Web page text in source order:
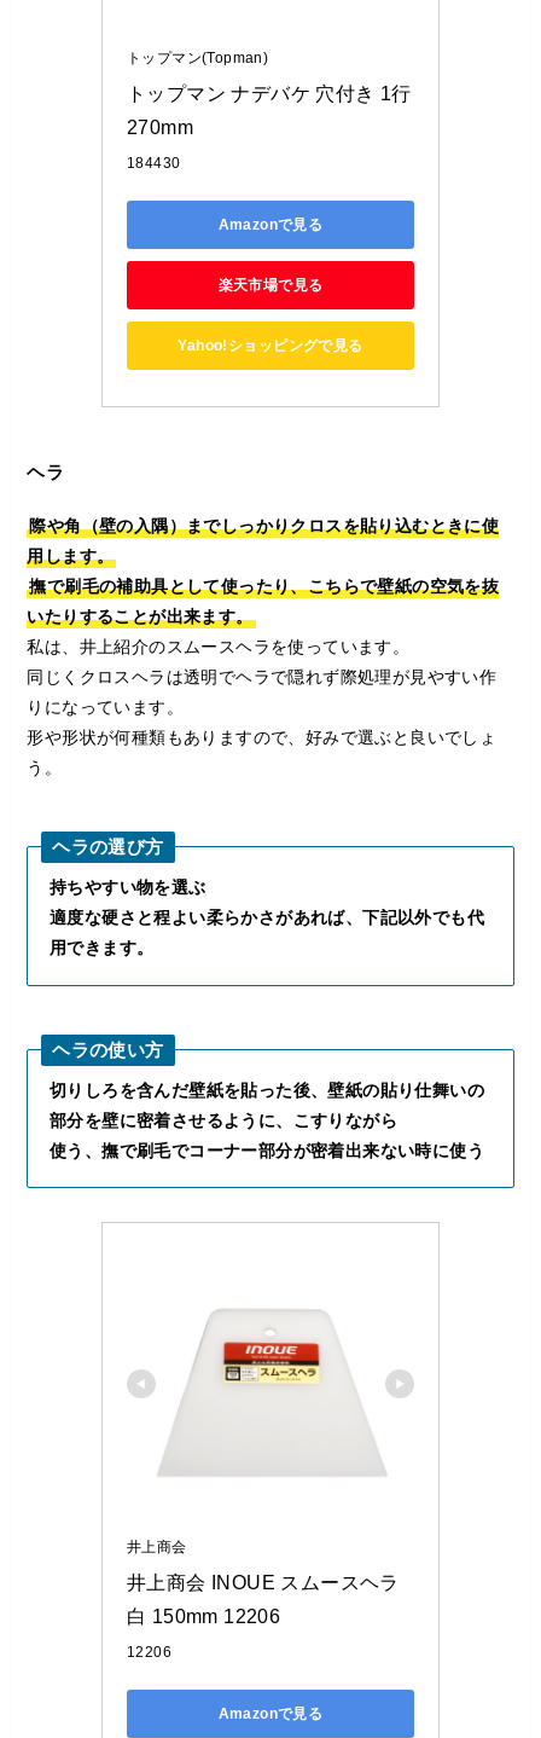
トップマン(Topman)
トップマン ナデバケ 穴付き 1行
270mm
184430
Amazonで見る
楽天市場で見る
Yahoo!ショッピングで見る
ヘラ
際や角（壁の入隅）までしっかりクロスを貼り込むときに使
用します。
撫で刷毛の補助具として使ったり、こちらで壁紙の空気を抜
いたりすることが出来ます。
私は、井上紹介のスムースヘラを使っています。
同じくクロスヘラは透明でヘラで隠れず際処理が見やすい作
りになっています。
形や形状が何種類もありますので、好みで選ぶと良いでしょ
う。
ヘラの選び方
持ちやすい物を選ぶ
適度な硬さと程よい柔らかさがあれば、下記以外でも代
用できます。
ヘラの使い方
切りしろを含んだ壁紙を貼った後、壁紙の貼り仕舞いの
部分を壁に密着させるように、こすりながら
使う、撫で刷毛でコーナー部分が密着出来ない時に使う
井上商会
井上商会 INOUE スムースヘラ
白 150mm 12206
12206
Amazonで見る